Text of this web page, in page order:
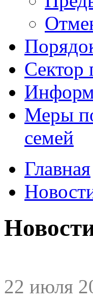
Сектор
Меры
семей
Главная
22 июля